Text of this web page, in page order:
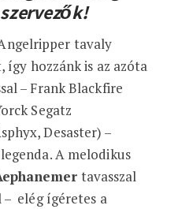
tavaly
így hozzánk is az azóta
– Frank Blackfire
Segatz
Desaster) –
A melodikus
tavasszal
elég ígéretes a